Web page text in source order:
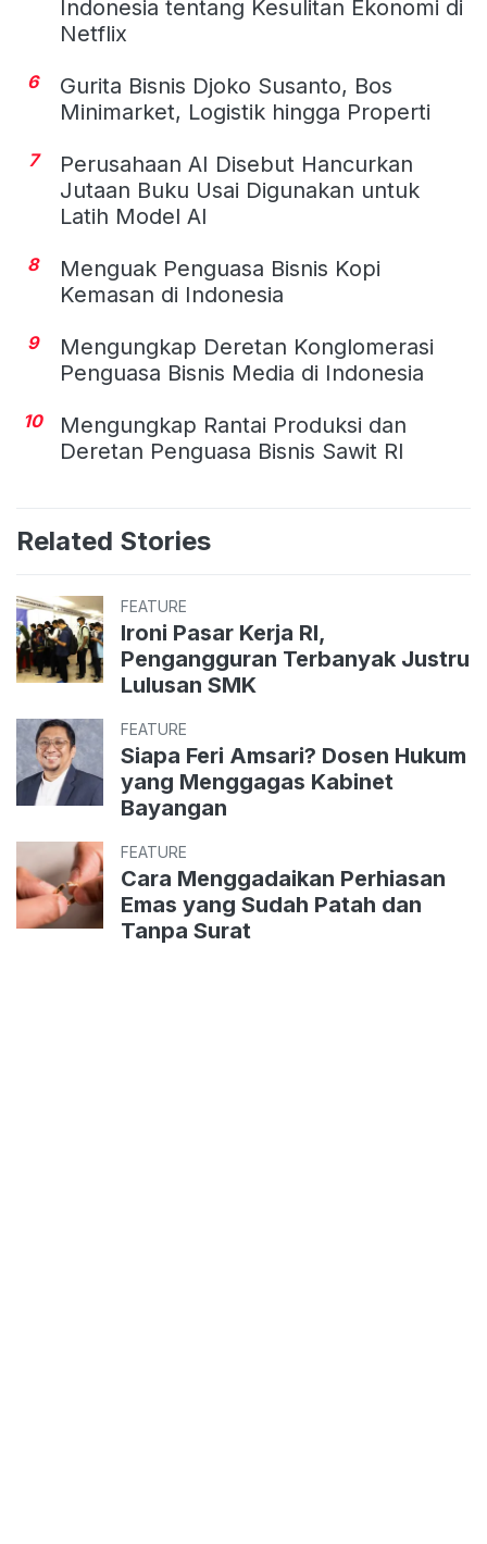
Indonesia tentang Kesulitan Ekonomi di
Netflix
6
Gurita Bisnis Djoko Susanto, Bos
Minimarket, Logistik hingga Properti
7
Perusahaan AI Disebut Hancurkan
Jutaan Buku Usai Digunakan untuk
Latih Model AI
8
Menguak Penguasa Bisnis Kopi
Kemasan di Indonesia
9
Mengungkap Deretan Konglomerasi
Penguasa Bisnis Media di Indonesia
10
Mengungkap Rantai Produksi dan
Deretan Penguasa Bisnis Sawit RI
Related Stories
FEATURE
Ironi Pasar Kerja RI,
Pengangguran Terbanyak Justru
Lulusan SMK
FEATURE
Siapa Feri Amsari? Dosen Hukum
yang Menggagas Kabinet
Bayangan
FEATURE
Cara Menggadaikan Perhiasan
Emas yang Sudah Patah dan
Tanpa Surat